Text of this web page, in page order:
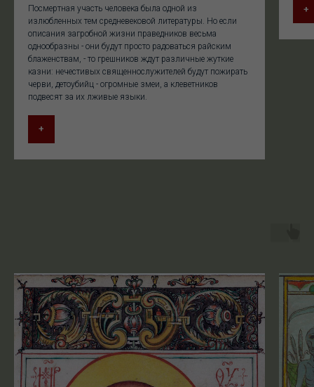
Посмертная участь человека была одной из
излюбленных тем средневековой литературы. Но если
описания загробной жизни праведников весьма
однообразны - они будут просто радоваться райским
блаженствам, - то грешников ждут различные жуткие
казни: нечестивых священнослужителей будут пожирать
черви, детоубийц - огромные змеи, а клеветников
подвесят за их лживые языки.
+
+